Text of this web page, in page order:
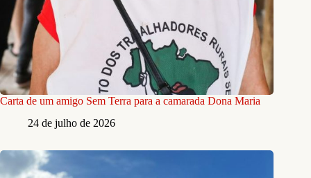
Carta de um amigo Sem Terra para a camarada Dona Maria
24 de julho de 2026